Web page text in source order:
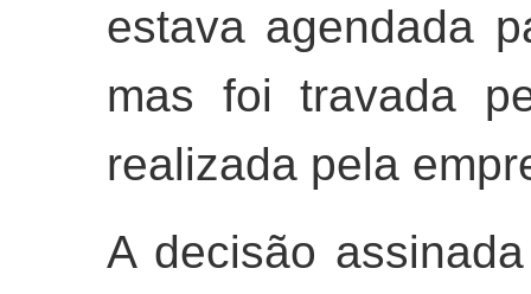
estava agendada
mas foi travada
realizada pela
A decisão